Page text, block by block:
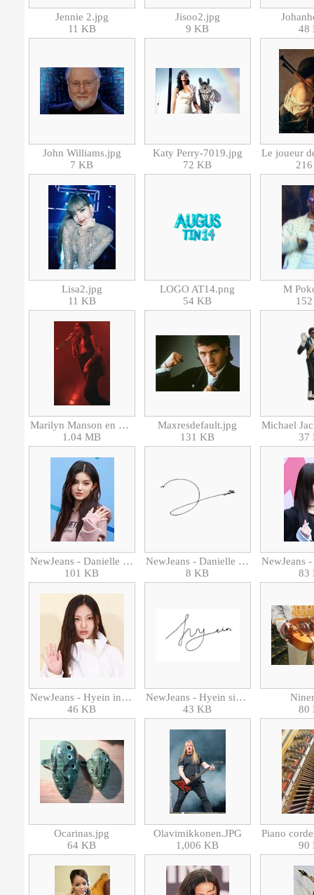
Jennie 2.jpg
11 KB
Jisoo2.jpg
9 KB
48
John Williams.jpg
7 KB
Katy Perry-7019.jpg
72 KB
Lisa2.jpg
11 KB
LOGO AT14.png
54 KB
M
Marilyn Manson en 2007-9619.jpg
1.04 MB
Maxresdefault.jpg
131 KB
37
NewJeans - Danielle in 2023.jpg
101 KB
NewJeans - Danielle signature.png
8 KB
83
NewJeans - Hyein in 2024.jpg
46 KB
NewJeans - Hyein signature.png
43 KB
80
Ocarinas.jpg
64 KB
Olavimikkonen.JPG
1,006 KB
90